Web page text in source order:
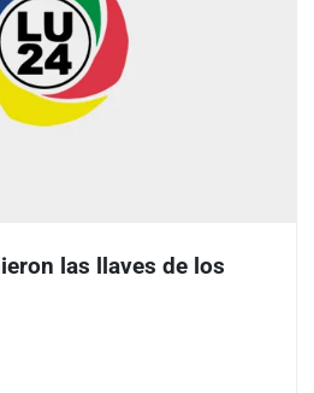
las llaves de los